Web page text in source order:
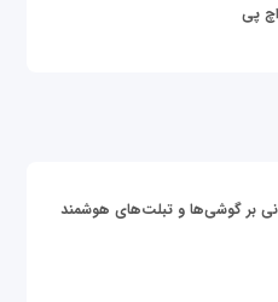
پی
بر گوشی‌ها و تبلت‌های هوشمند